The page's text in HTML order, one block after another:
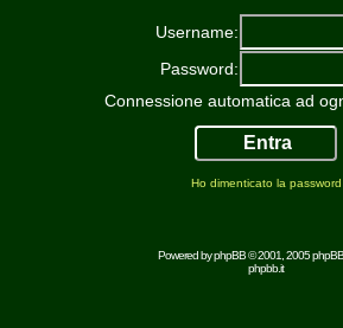
Username:
Password:
Connessione automatica ad
Ho dimenticato la password
Powered byphpBB© 2001, 2005
phpbb.it